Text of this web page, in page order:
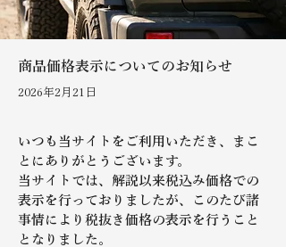
商品価格表示についてのお知らせ
2026年2月21日
いつも当サイトをご利用いただき、まこ
とにありがとうございます。
当サイトでは、解説以来税込み価格での
表示を行っておりましたが、このたび諸
事情により税抜き価格の表示を行うこと
となりました。